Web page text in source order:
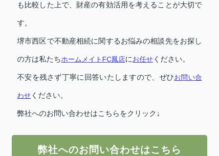
も比較した上で、財産の有効活用を考えることが大切で
す。
堺市西区で不動産相続に関するお悩みの相談先をお探し
の方は私たちホームメイトFC鳳店にお任せ ください。
不安を残さず丁寧に回答いたしますので、ぜひお問い合
わせ ください。
弊社へのお問い合わせはこちらをクリック↓
弊社へのお問い合わせはこちら